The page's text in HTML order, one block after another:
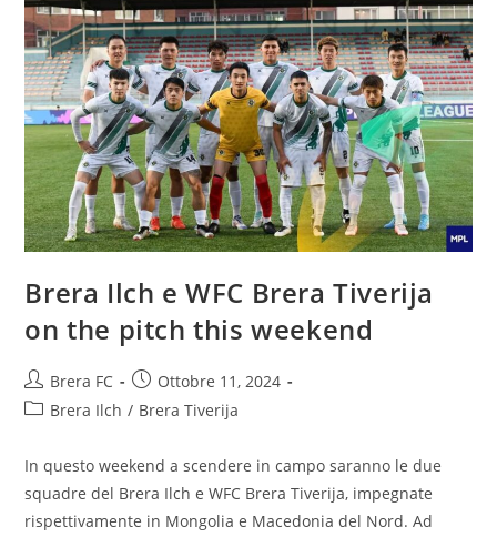
Brera Ilch e WFC Brera Tiverija
on the pitch this weekend
Brera FC
Ottobre 11, 2024
Brera Ilch / Brera Tiverija
In questo weekend a scendere in campo saranno le due
squadre del Brera Ilch e WFC Brera Tiverija, impegnate
rispettivamente in Mongolia e Macedonia del Nord. Ad